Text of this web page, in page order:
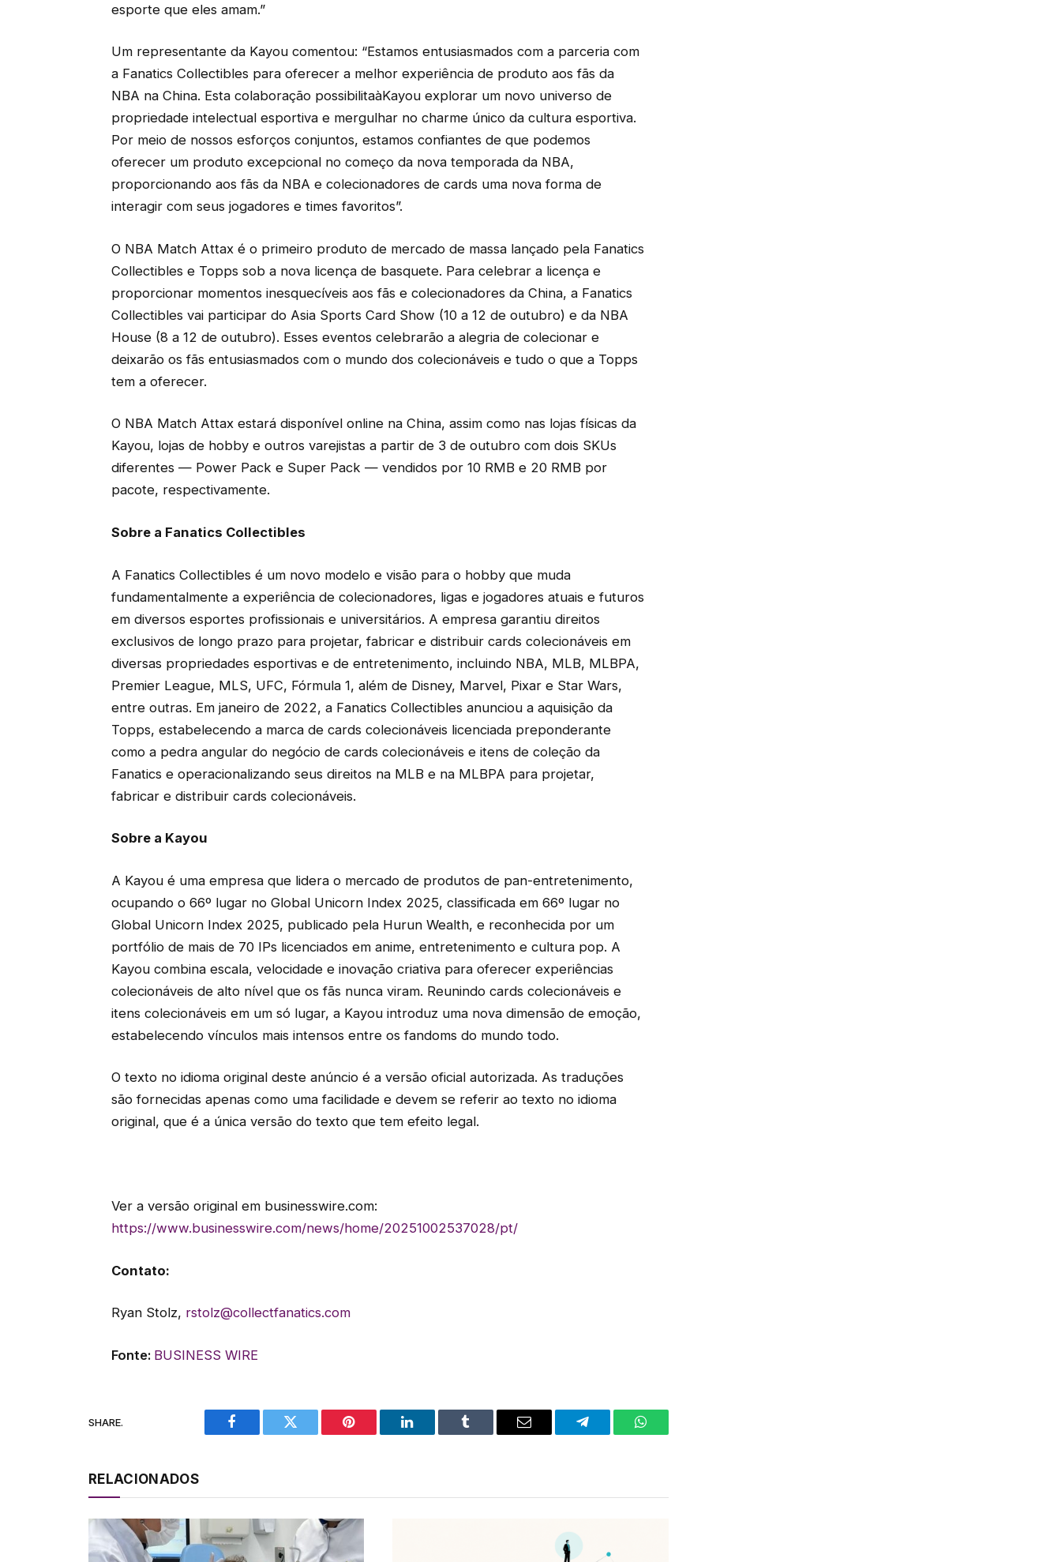
esporte que eles amam.”
Um representante da Kayou comentou: “Estamos entusiasmados com a parceria com
a Fanatics Collectibles para oferecer a melhor experiência de produto aos fãs da
NBA na China. Esta colaboração possibilitaàKayou explorar um novo universo de
propriedade intelectual esportiva e mergulhar no charme único da cultura esportiva.
Por meio de nossos esforços conjuntos, estamos confiantes de que podemos
oferecer um produto excepcional no começo da nova temporada da NBA,
proporcionando aos fãs da NBA e colecionadores de cards uma nova forma de
interagir com seus jogadores e times favoritos”.
O NBA Match Attax é o primeiro produto de mercado de massa lançado pela Fanatics
Collectibles e Topps sob a nova licença de basquete. Para celebrar a licença e
proporcionar momentos inesquecíveis aos fãs e colecionadores da China, a Fanatics
Collectibles vai participar do Asia Sports Card Show (10 a 12 de outubro) e da NBA
House (8 a 12 de outubro). Esses eventos celebrarão a alegria de colecionar e
deixarão os fãs entusiasmados com o mundo dos colecionáveis ​​e tudo o que a Topps
tem a oferecer.
O NBA Match Attax estará disponível online na China, assim como nas lojas físicas da
Kayou, lojas de hobby e outros varejistas a partir de 3 de outubro com dois SKUs
diferentes — Power Pack e Super Pack — vendidos por 10 RMB e 20 RMB por
pacote, respectivamente.
Sobre a Fanatics Collectibles
A Fanatics Collectibles é um novo modelo e visão para o hobby que muda
fundamentalmente a experiência de colecionadores, ligas e jogadores atuais e futuros
em diversos esportes profissionais e universitários. A empresa garantiu direitos
exclusivos de longo prazo para projetar, fabricar e distribuir cards colecionáveis ​​em
diversas propriedades esportivas e de entretenimento, incluindo NBA, MLB, MLBPA,
Premier League, MLS, UFC, Fórmula 1, além de Disney, Marvel, Pixar e Star Wars,
entre outras. Em janeiro de 2022, a Fanatics Collectibles anunciou a aquisição da
Topps, estabelecendo a marca de cards colecionáveis ​​licenciada preponderante
como a pedra angular do negócio de cards colecionáveis ​​e itens de coleção ​​da
Fanatics e operacionalizando seus direitos na MLB e na MLBPA para projetar,
fabricar e distribuir cards colecionáveis.
Sobre a Kayou
A Kayou é uma empresa que lidera o mercado de produtos de pan-entretenimento,
ocupando o 66º lugar no Global Unicorn Index 2025, classificada em 66º lugar no
Global Unicorn Index 2025, publicado pela Hurun Wealth, e reconhecida por um
portfólio de mais de 70 IPs licenciados em anime, entretenimento e cultura pop. A
Kayou combina escala, velocidade e inovação criativa para oferecer experiências
colecionáveis ​​de alto nível que os fãs nunca viram. Reunindo cards colecionáveis ​​e
itens colecionáveis ​​em um só lugar, a Kayou introduz uma nova dimensão de emoção,
estabelecendo vínculos mais intensos entre os fandoms do mundo todo.
O texto no idioma original deste anúncio é a versão oficial autorizada. As traduções
são fornecidas apenas como uma facilidade e devem se referir ao texto no idioma
original, que é a única versão do texto que tem efeito legal.
Ver a versão original em businesswire.com:
https://www.businesswire.com/news/home/20251002537028/pt/
Contato:
Ryan Stolz, rstolz@collectfanatics.com
Fonte: BUSINESS WIRE
SHARE.
Facebook Twitter Pinterest LinkedIn Tumblr Email Telegram WhatsApp
RELACIONADOS